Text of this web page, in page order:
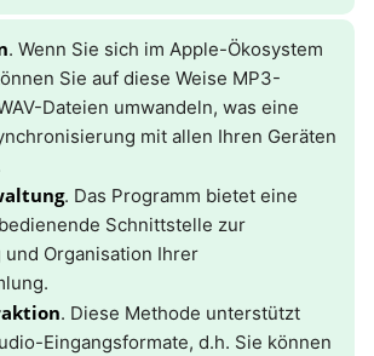
. Wenn Sie sich im Apple-Ökosystem
Sie auf diese Weise MP3-
Dateien umwandeln, was eine
mit allen Ihren Geräten
. Das Programm bietet eine
Schnittstelle zur
und Organisation Ihrer
. Diese Methode unterstützt
Eingangsformate, d.h. Sie können